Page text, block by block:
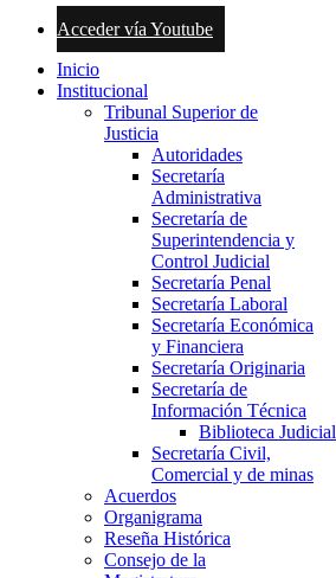
Acceder vía Youtube
Inicio
Institucional
Tribunal Superior de
Justicia
Autoridades
Secretaría
Administrativa
Secretaría de
Superintendencia y
Control Judicial
Secretaría Penal
Secretaría Laboral
Secretaría Económica
y Financiera
Secretaría Originaria
Secretaría de
Información Técnica
Biblioteca Judicial
Secretaría Civil,
Comercial y de minas
Acuerdos
Organigrama
Reseña Histórica
Consejo de la